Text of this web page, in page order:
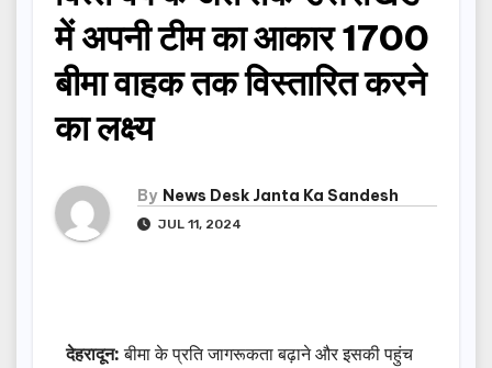
में अपनी टीम का आकार 1700
बीमा वाहक तक विस्तारित करने
का लक्ष्य
By News Desk Janta Ka Sandesh
JUL 11, 2024
देहरादून:बीमा के प्रति जागरूकता बढ़ाने और इसकी पहुंच